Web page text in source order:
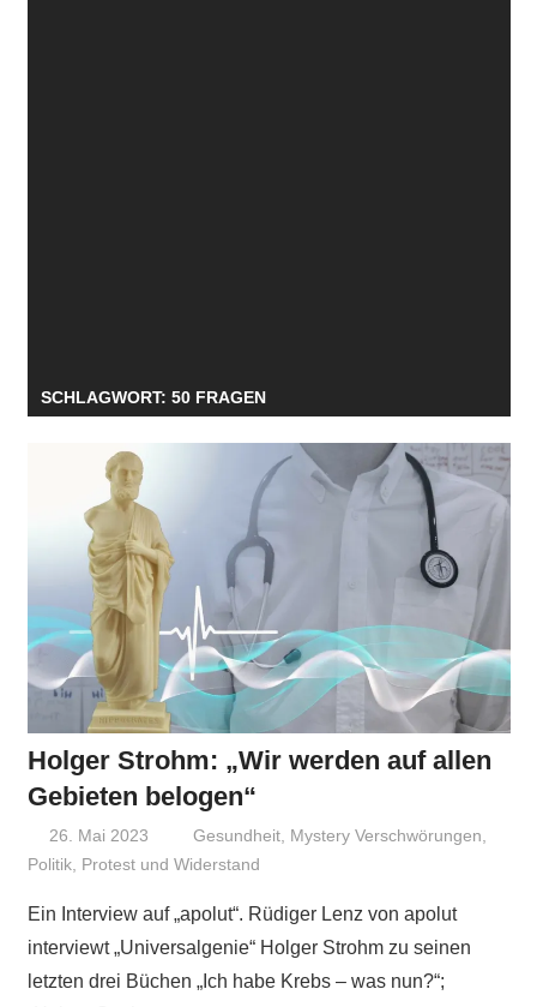
SCHLAGWORT: 50 FRAGEN
Holger Strohm: „Wir werden auf allen
Gebieten belogen“
26. Mai 2023 Niki Vogt
Gesundheit, Mystery Verschwörungen,
Politik, Protest und Widerstand
Ein Interview auf „apolut“. Rüdiger Lenz von apolut
interviewt „Universalgenie“ Holger Strohm zu seinen
letzten drei Büchen „Ich habe Krebs – was nun?“;